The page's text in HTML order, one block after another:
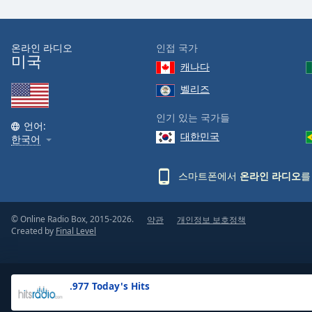
Text
Opacity
Background
.977 Today's Hits
온라인 라디오
미국
언어:
한국어
인접 국가
캐나다
벨리즈
인기 있는 국가들
대한민국
스마트폰에서 온라인 라디오
© Online Radio Box, 2015-2026.
Created by Final Level
약관 개인정보 보호정책